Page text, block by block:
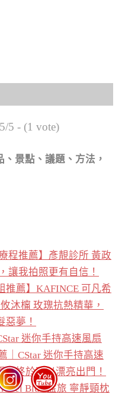
5/5 - (1 vote)
景點、議題、方法，
程推薦】彥靚診所 黃政
讓我拍照更有自信！
推薦】KAFINCE 可凡希
沐橣 玫瑰抗熱精華，
夢！
迷你手持高速風扇
｜CStar 迷你手持高速
終於可以漂亮出門！
Blue 藍旅 寧靜頸枕